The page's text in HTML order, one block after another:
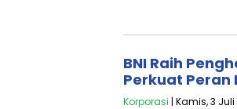
BNI Raih
Perkuat Peran
Korporasi | Kamis, 3